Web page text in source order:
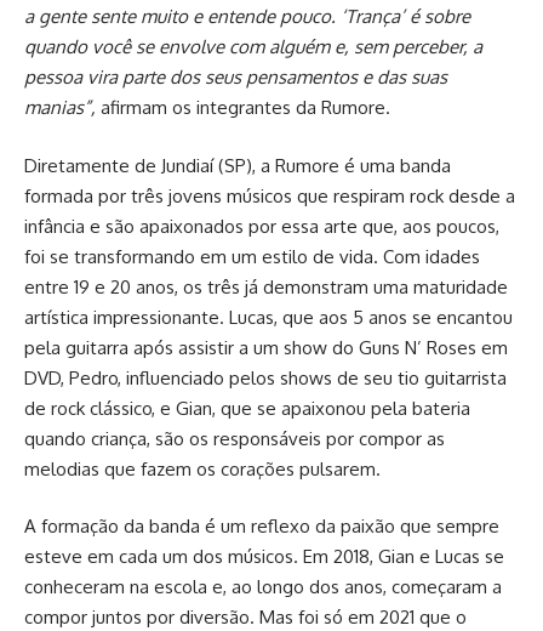
a gente sente muito e entende pouco. ‘Trança’ é sobre
quando você se envolve com alguém e, sem perceber, a
pessoa vira parte dos seus pensamentos e das suas
manias”, afirmam os integrantes da Rumore.
Diretamente de Jundiaí (SP), a Rumore é uma banda
formada por três jovens músicos que respiram rock desde a
infância e são apaixonados por essa arte que, aos poucos,
foi se transformando em um estilo de vida. Com idades
entre 19 e 20 anos, os três já demonstram uma maturidade
artística impressionante. Lucas, que aos 5 anos se encantou
pela guitarra após assistir a um show do Guns N’ Roses em
DVD, Pedro, influenciado pelos shows de seu tio guitarrista
de rock clássico, e Gian, que se apaixonou pela bateria
quando criança, são os responsáveis por compor as
melodias que fazem os corações pulsarem.
A formação da banda é um reflexo da paixão que sempre
esteve em cada um dos músicos. Em 2018, Gian e Lucas se
conheceram na escola e, ao longo dos anos, começaram a
compor juntos por diversão. Mas foi só em 2021 que o